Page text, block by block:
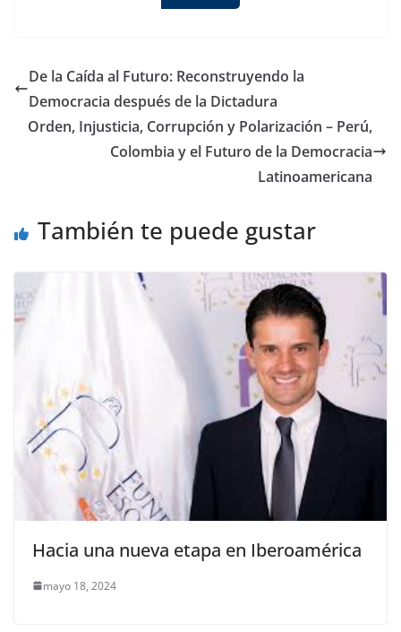
De la Caída al Futuro: Reconstruyendo la
Democracia después de la Dictadura
Orden, Injusticia, Corrupción y Polarización – Perú,
Colombia y el Futuro de la Democracia
Latinoamericana
También te puede gustar
Hacia una nueva etapa en Iberoamérica
mayo 18, 2024